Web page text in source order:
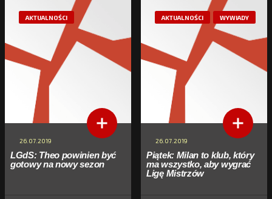
AKTUALNOŚCI
26.07.2019
LGdS: Theo powinien być
gotowy na nowy sezon
AKTUALNOŚCI WYWIADY
26.07.2019
Piątek: Milan to klub, który
ma wszystko, aby wygrać
Ligę Mistrzów